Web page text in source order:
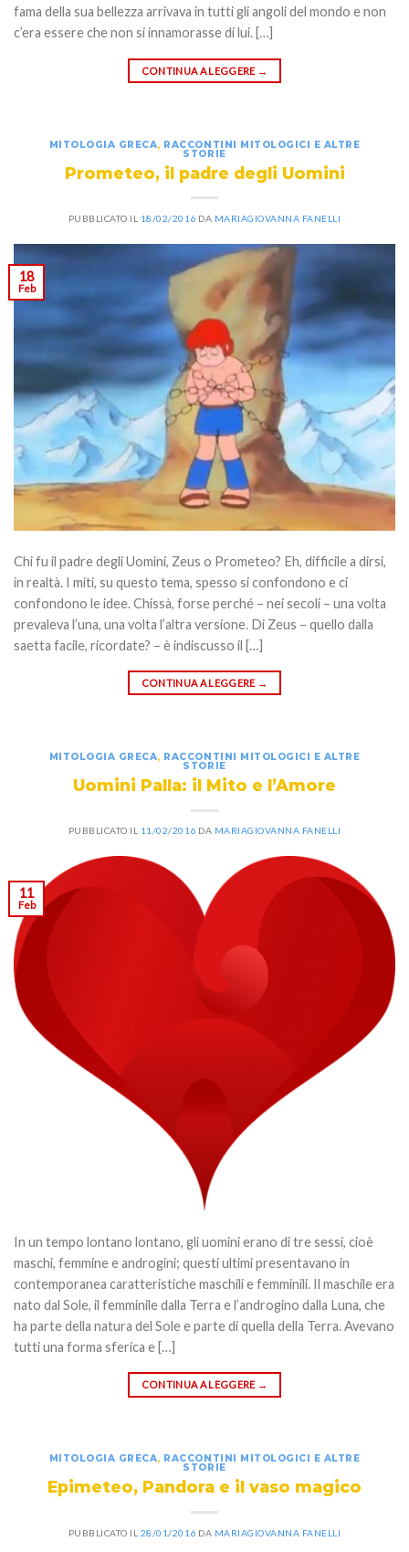
fama della sua bellezza arrivava in tutti gli angoli del mondo e non
c’era essere che non si innamorasse di lui. […]
CONTINUA A LEGGERE →
MITOLOGIA GRECA, RACCONTINI MITOLOGICI E ALTRE
STORIE
Prometeo, il padre degli Uomini
PUBBLICATO IL 18/02/2016 DA MARIAGIOVANNA FANELLI
18
Feb
Chi fu il padre degli Uomini, Zeus o Prometeo? Eh, difficile a dirsi,
in realtà. I miti, su questo tema, spesso si confondono e ci
confondono le idee. Chissà, forse perché – nei secoli – una volta
prevaleva l’una, una volta l’altra versione. Di Zeus – quello dalla
saetta facile, ricordate? – è indiscusso il […]
CONTINUA A LEGGERE →
MITOLOGIA GRECA, RACCONTINI MITOLOGICI E ALTRE
STORIE
Uomini Palla: il Mito e l’Amore
PUBBLICATO IL 11/02/2016 DA MARIAGIOVANNA FANELLI
11
Feb
In un tempo lontano lontano, gli uomini erano di tre sessi, cioè
maschi, femmine e androgini; questi ultimi presentavano in
contemporanea caratteristiche maschili e femminili. Il maschile era
nato dal Sole, il femminile dalla Terra e l’androgino dalla Luna, che
ha parte della natura del Sole e parte di quella della Terra. Avevano
tutti una forma sferica e […]
CONTINUA A LEGGERE →
MITOLOGIA GRECA, RACCONTINI MITOLOGICI E ALTRE
STORIE
Epimeteo, Pandora e il vaso magico
PUBBLICATO IL 28/01/2016 DA MARIAGIOVANNA FANELLI